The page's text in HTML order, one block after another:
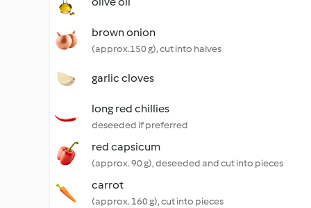
brown onion
(approx.150 g), cut into halves
garlic cloves
long red chillies
deseeded if preferred
red capsicum
(approx. 90 g), deseeded and cut into pieces
carrot
(approx. 160 g), cut into pieces